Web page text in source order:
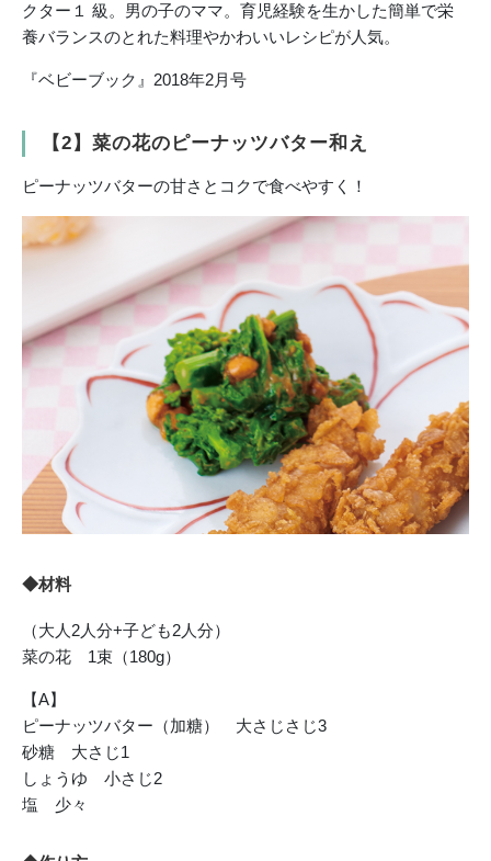
クター１ 級。男の子のママ。育児経験を生かした簡単で栄
養バランスのとれた料理やかわいいレシピが人気。
『ベビーブック』2018年2月号
【2】菜の花のピーナッツバター和え
ピーナッツバターの甘さとコクで食べやすく！
◆材料
（大人2人分+子ども2人分）
菜の花 1束（180g）
【A】
ピーナッツバター（加糖） 大さじさじ3
砂糖 大さじ1
しょうゆ 小さじ2
塩 少々